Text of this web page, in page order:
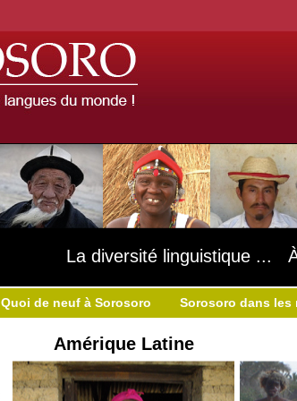
La diversité linguistique ...
Quoi de neuf à Sorosoro Sorosoro dans les
Amérique Latine